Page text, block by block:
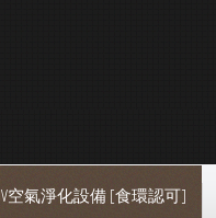
空氣淨化設備 [食環認可]